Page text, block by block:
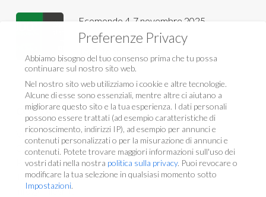
Ecomondo 4-7 novembre 2025,
padiglione D5 – Stand 504
CONTATTI
VIA DELLE ARTI, 46 45030
CASTELNOVO BARIANO (RO)
P.IVA 00686740291
TEL. 0425 840108
info@millesrl.it
Preferenze Privacy
Abbiamo bisogno del tuo consenso prima che tu possa
continuare sul nostro sito web.
Nel nostro sito web utilizziamo i cookie e altre tecnologie.
Alcune di esse sono essenziali, mentre altre ci aiutano a
migliorare questo sito e la tua esperienza. I dati personali
possono essere trattati (ad esempio caratteristiche di
riconoscimento, indirizzi IP), ad esempio per annunci e
contenuti personalizzati o per la misurazione di annunci e
contenuti. Potete trovare maggiori informazioni sull'uso dei
vostri dati nella nostra politica sulla privacy. Puoi revocare o
modificare la tua selezione in qualsiasi momento sotto
Impostazioni.